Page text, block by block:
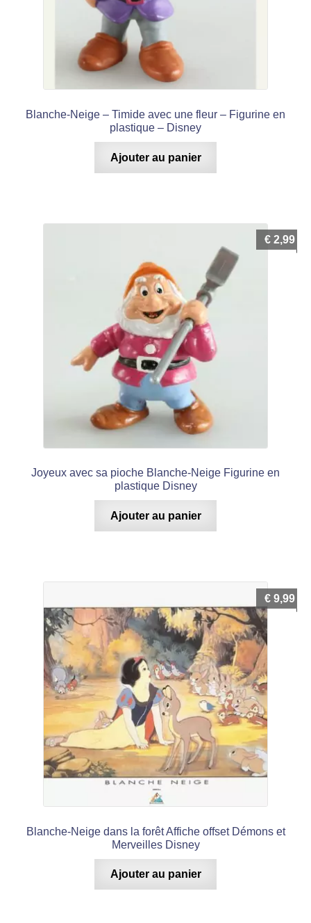
Blanche-Neige – Timide avec une fleur – Figurine en
plastique – Disney
Ajouter au panier
Joyeux avec sa pioche Blanche-Neige Figurine en
plastique Disney
€ 2,99
Ajouter au panier
Blanche-Neige dans la forêt Affiche offset Démons et
Merveilles Disney
€ 9,99
Ajouter au panier